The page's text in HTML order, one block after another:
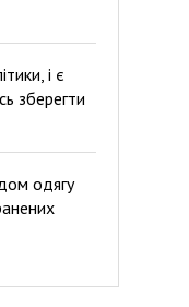
і є
зберегти
одягу